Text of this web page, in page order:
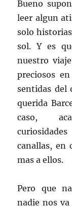
Bueno
leer algun
solo historias
sol. Y es
nuestro
preciosos
sentidas del
querida
caso,
canallas, en
mas a ellos.
Pero que
nadie nos